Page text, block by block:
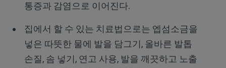
통증과 감염으로 이어진다.
집에서 할 수 있는 치료법으로는 엡섬소금을
넣은 따뜻한 물에 발을 담그기, 올바른 발톱
손질, 솜 넣기, 연고 사용, 발을 깨끗하고 노출